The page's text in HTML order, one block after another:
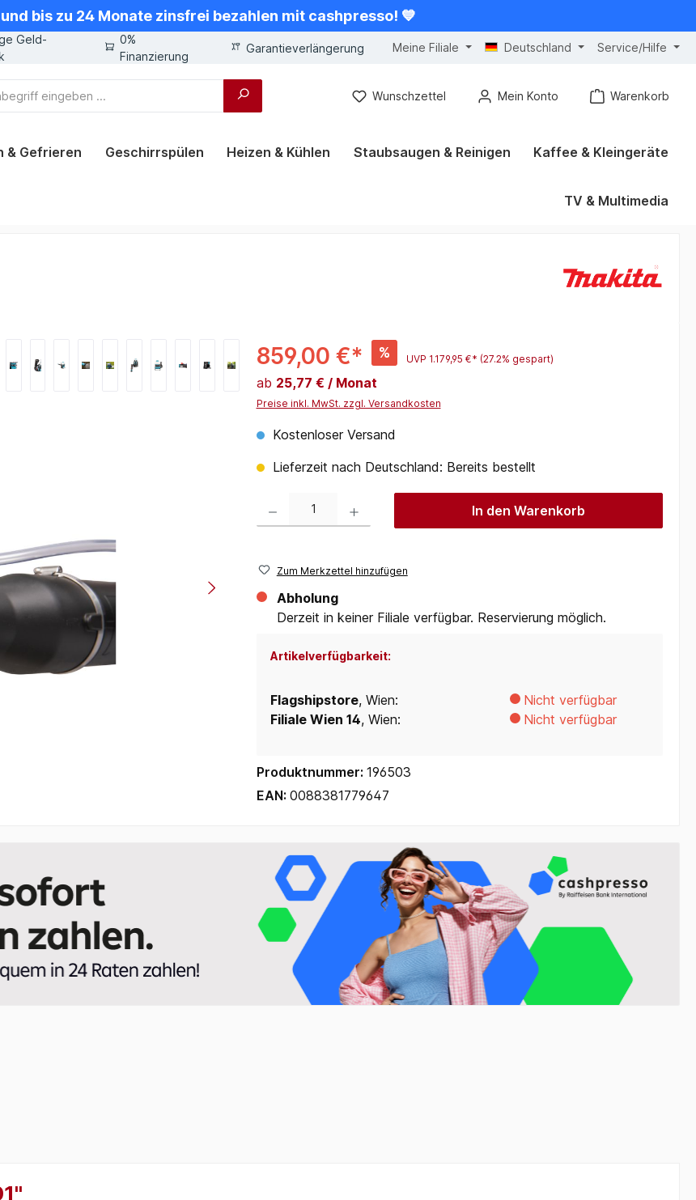
bis zu 24 Monate zinsfrei bezahlen mit cashpresso! 💙
Geld-
0%
Finanzierung
Garantieverlängerung Meine Filiale Deutschland Service/Hilfe
Wunschzettel Mein Konto Warenkorb
& Gefrieren Geschirrspülen Heizen & Kühlen Staubsaugen & Reinigen Kaffee & Kleingeräte
TV & Multimedia
859,00 €* % UVP 1.179,95 €* (27.2% gespart)
ab 25,77 € / Monat
Preise inkl. MwSt. zzgl. Versandkosten
Kostenloser Versand
Lieferzeit nach Deutschland: Bereits bestellt
In den Warenkorb
Zum Merkzettel hinzufügen
Abholung
Derzeit in keiner Filiale verfügbar. Reservierung möglich.
Artikelverfügbarkeit:
Flagshipstore, Wien:
Nicht verfügbar
Filiale Wien 14, Wien: Nicht verfügbar
Produktnummer: 196503
EAN: 0088381779647